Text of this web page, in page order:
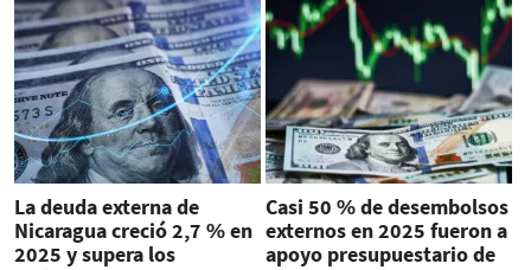
La deuda externa de
Nicaragua creció 2,7 % en
2025 y supera los
Casi 50 % de desembolsos
externos en 2025 fueron a
apoyo presupuestario de